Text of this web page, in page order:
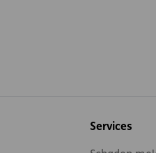
Services